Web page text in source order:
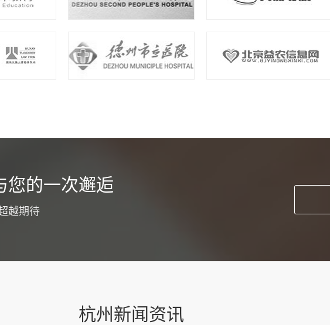
优化工作职能，同时提高广大客户服务体验，通常都会选择货运app开发这种方
，目的就是为了节省整个工作流程成本投入，降低工作压力，同时能提高工作品
为了确保整个开发过程更为专业和顺利，建议明确下面这些具体要求和细节。1、
您的一次邂逅
越期待
杭州新闻资讯